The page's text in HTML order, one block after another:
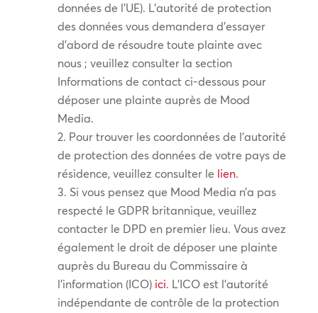
données de l’UE). L’autorité de protection
des données vous demandera d’essayer
d’abord de résoudre toute plainte avec
nous ; veuillez consulter la section
Informations de contact ci-dessous pour
déposer une plainte auprès de Mood
Media.
Pour trouver les coordonnées de l’autorité
de protection des données de votre pays de
résidence, veuillez consulter le lien.
Si vous pensez que Mood Media n’a pas
respecté le GDPR britannique, veuillez
contacter le DPD en premier lieu. Vous avez
également le droit de déposer une plainte
auprès du Bureau du Commissaire à
l’information (ICO) ici. L’ICO est l’autorité
indépendante de contrôle de la protection